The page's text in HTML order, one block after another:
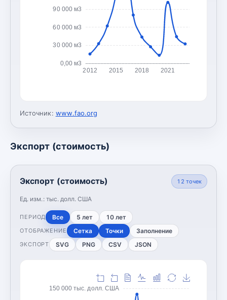
0,00 м3
30 000 м3
60 000 м3
90 000 м3
2012 2015 2018 2021
Источник: www.fao.org
Экспорт (стоимость)
Экспорт (стоимость)
Ед. изм.: тыс. долл. США
12 точек
ПЕРИОД Все 5 лет 10 лет
ОТОБРАЖЕНИЕ Сетка Точки Заполнение
ЭКСПОРТ SVG PNG CSV JSON
150 000 тыс. долл. США